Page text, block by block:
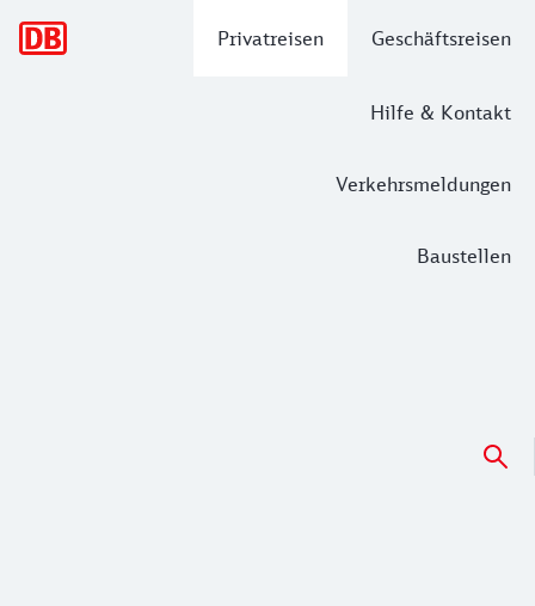
Privatreisen Geschäftsreisen
Hilfe & Kontakt
Verkehrsmeldungen
Baustellen